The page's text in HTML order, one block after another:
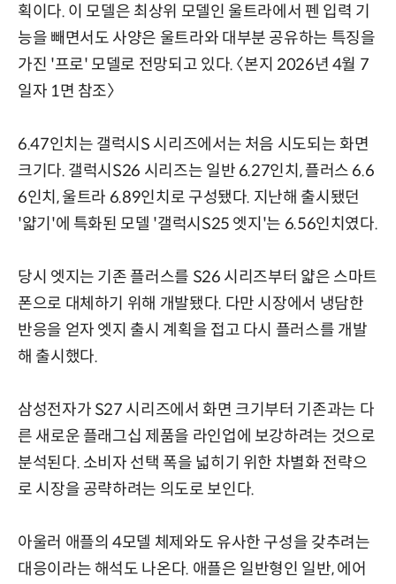
획이다. 이 모델은 최상위 모델인 울트라에서 펜 입력 기
능을 빼면서도 사양은 울트라와 대부분 공유하는 특징을
가진 '프로' 모델로 전망되고 있다. 〈본지 2026년 4월 7
일자 1면 참조〉
6.47인치는 갤럭시S 시리즈에서는 처음 시도되는 화면
크기다. 갤럭시S26 시리즈는 일반 6.27인치, 플러스 6.6
6인치, 울트라 6.89인치로 구성됐다. 지난해 출시됐던
'얇기'에 특화된 모델 '갤럭시S25 엣지'는 6.56인치였다.
당시 엣지는 기존 플러스를 S26 시리즈부터 얇은 스마트
폰으로 대체하기 위해 개발됐다. 다만 시장에서 냉담한
반응을 얻자 엣지 출시 계획을 접고 다시 플러스를 개발
해 출시했다.
삼성전자가 S27 시리즈에서 화면 크기부터 기존과는 다
른 새로운 플래그십 제품을 라인업에 보강하려는 것으로
분석된다. 소비자 선택 폭을 넓히기 위한 차별화 전략으
로 시장을 공략하려는 의도로 보인다.
아울러 애플의 4모델 체제와도 유사한 구성을 갖추려는
대응이라는 해석도 나온다. 애플은 일반형인 일반, 에어